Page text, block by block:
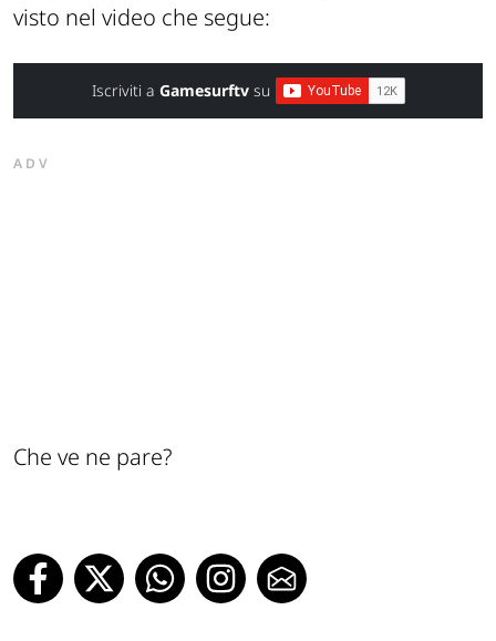
visto nel video che segue:
Iscriviti a Gamesurftvsu
ADV
Che ve ne pare?